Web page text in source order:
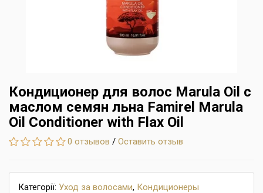
Кондиционер для волос Marula Oil с
маслом семян льна Famirel Marula
Oil Conditioner with Flax Oil
0 отзывов / Оставить отзыв
Категорії: Уход за волосами, Кондиционеры